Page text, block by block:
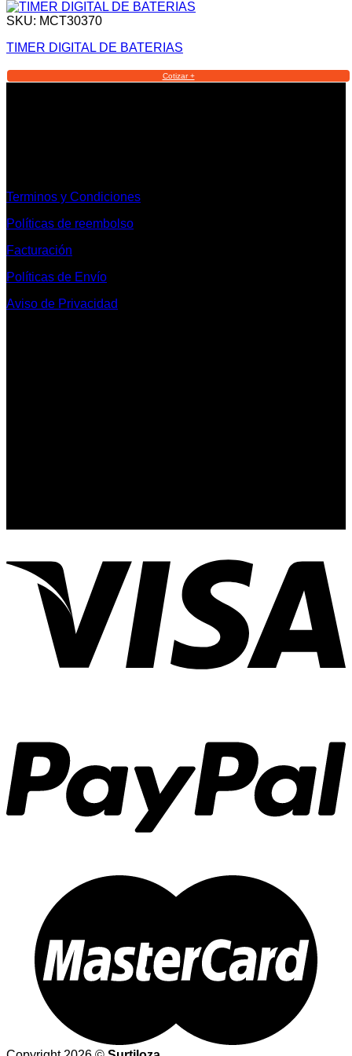
SKU: MCT30370
TIMER DIGITAL DE BATERIAS
Cotizar +
Terminos y Condiciones
Políticas de reembolso
Facturación
Políticas de Envío
Aviso de Privacidad